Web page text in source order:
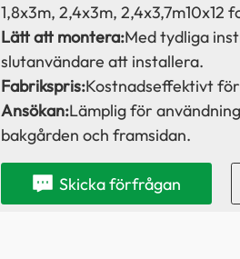
1,8x3m, 2,4x3m, 2,4x3,7m10x12
Lätt att montera:Med tydliga
slutanvändare att installera.
Fabrikspris:Kostnadseffektivt
Ansökan:Lämplig för
bakgården och framsidan.
Skicka förfrågan